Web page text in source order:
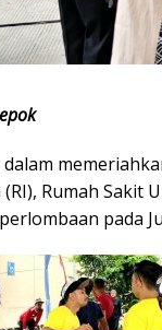
Rumah Sakit
pada